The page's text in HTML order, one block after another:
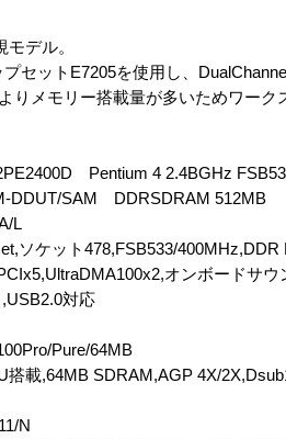
デル。
セットE7205を使用し、
りメモリー搭載量が多いためワーク
Pentium 4 2.4BGHz
DDUT/SAM DDRSDRAM 512MB
L
ソケット478,FSB533/
オンボードサウ
,USB2.0対応
Pure/64MB
搭載,64MB SDRAM,AGP 4X/
N